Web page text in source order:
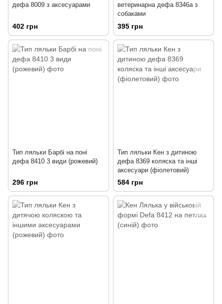
дефа 8009 з аксесуарами
402 грн
ветеринарна дефа 8346a з
собаками
395 грн
Тип ляльки Барбі на поні
дефа 8410 3 види (рожевий)
296 грн
Тип ляльки Кен з дитиною
дефа 8369 коляска та інші
аксесуари (фіолетовий)
584 грн